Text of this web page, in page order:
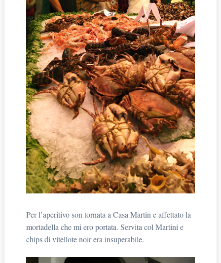
Per l’aperitivo son tornata a Casa Martin e affettato la
mortadella che mi ero portata. Servita col Martini e
chips di vitellote noir era insuperabile.